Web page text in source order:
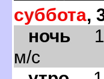
суббота,
ночь
м/с